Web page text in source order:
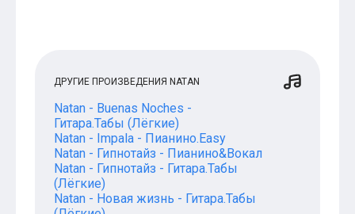
ДРУГИЕ ПРОИЗВЕДЕНИЯ NATAN
Natan - Buenas Noches -
Гитара.Табы (Лёгкие)
Natan - Impala - Пианино.Easy
Natan - Гипнотайз - Пианино&Вокал
Natan - Гипнотайз - Гитара.Табы
(Лёгкие)
Natan - Новая жизнь - Гитара.Табы